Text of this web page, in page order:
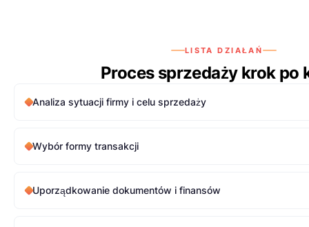
LISTA DZIAŁAŃ
Proces sprzedaży krok po
Analiza sytuacji firmy i celu sprzedaży
Wybór formy transakcji
Uporządkowanie dokumentów i finansów